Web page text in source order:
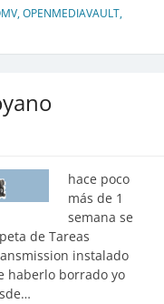
,OPENMEDIAVAULT,
hace poco
más de 1
semana se
de Tareas
instalado
haberlo borrado yo